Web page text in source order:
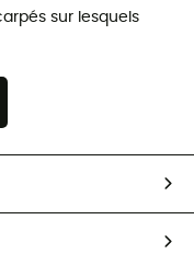
sur lesquels